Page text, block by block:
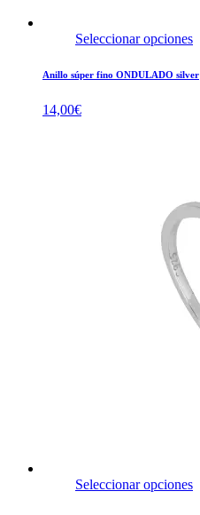
Seleccionar opciones
Anillo súper fino ONDULADO silver
14,00€
Seleccionar opciones